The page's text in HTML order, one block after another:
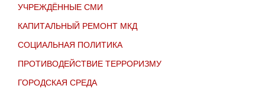
УЧРЕЖДЁННЫЕ СМИ
КАПИТАЛЬНЫЙ РЕМОНТ МКД
СОЦИАЛЬНАЯ ПОЛИТИКА
ПРОТИВОДЕЙСТВИЕ ТЕРРОРИЗМУ
ГОРОДСКАЯ СРЕДА